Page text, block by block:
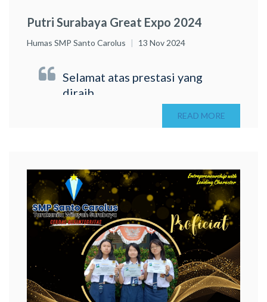
Putri Surabaya Great Expo 2024
Humas SMP Santo Carolus 13 Nov 2024
Selamat atas prestasi yang
diraih
READ MORE